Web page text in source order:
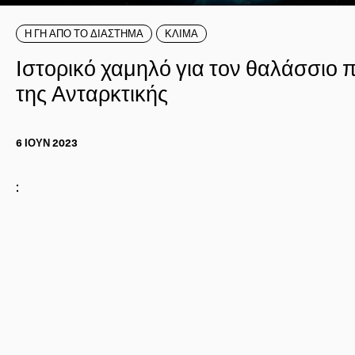
Η ΓΗ ΑΠΟ ΤΟ ΔΙΑΣΤΗΜΑ ΚΛΙΜΑ
Ιστορικό χαμηλό για τον θαλάσσιο
της Ανταρκτικής
6 ΙΟΥΝ 2023
: